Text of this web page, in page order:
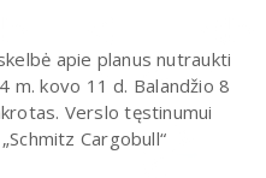
apie planus nutraukti
m. kovo 11 d. Balandžio 8
Verslo tęstinumui
Cargobull“